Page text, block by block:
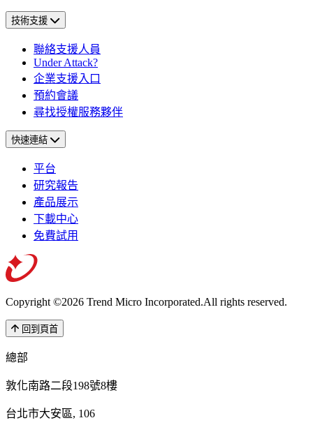
技術支援
聯絡支援人員
Under Attack?
企業支援入口
預約會議
尋找授權服務夥伴
快速連結
平台
研究報告
產品展示
下載中心
免費試用
Copyright ©2026 Trend Micro Incorporated.All rights reserved.
回到頁首
總部
敦化南路二段198號8樓
台北市大安區, 106